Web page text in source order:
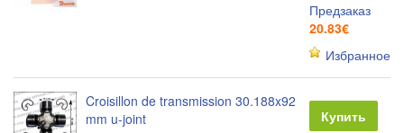
Предзаказ
20.83€
Избранное
Croisillon de transmission 30.188x92
mm u-joint
Купить